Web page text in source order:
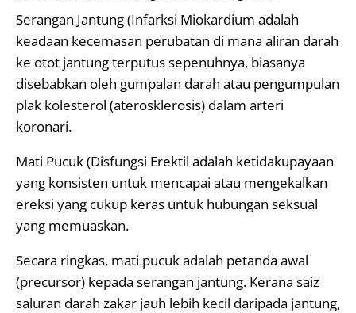
Serangan Jantung (Infarksi Miokardium adalah
keadaan kecemasan perubatan di mana aliran darah
ke otot jantung terputus sepenuhnya, biasanya
disebabkan oleh gumpalan darah atau pengumpulan
plak kolesterol (aterosklerosis) dalam arteri
koronari.
Mati Pucuk (Disfungsi Erektil adalah ketidakupayaan
yang konsisten untuk mencapai atau mengekalkan
ereksi yang cukup keras untuk hubungan seksual
yang memuaskan.
Secara ringkas, mati pucuk adalah petanda awal
(precursor) kepada serangan jantung. Kerana saiz
saluran darah zakar jauh lebih kecil daripada jantung,